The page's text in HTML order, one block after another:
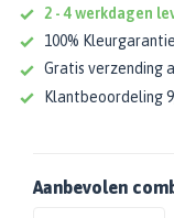
2 - 4 werkdagen
100% Kleurgarantie
Gratis verzending
Klantbeoordeling
Aanbevolen